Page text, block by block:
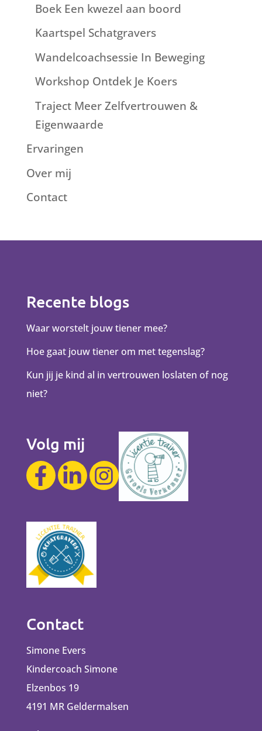
Boek Een kwezel aan boord
Kaartspel Schatgravers
Wandelcoachsessie In Beweging
Workshop Ontdek Je Koers
Traject Meer Zelfvertrouwen &
Eigenwaarde
Ervaringen
Over mij
Contact
Recente blogs
Waar worstelt jouw tiener mee?
Hoe gaat jouw tiener om met tegenslag?
Kun jij je kind al in vertrouwen loslaten of nog
niet?
Volg mij
Contact
Simone Evers
Kindercoach Simone
Elzenbos 19
4191 MR Geldermalsen